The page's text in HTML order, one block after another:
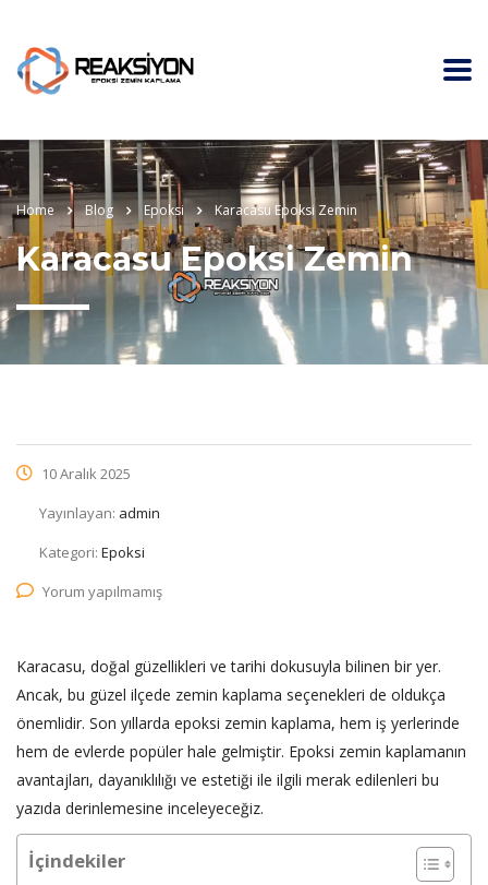
Home Blog Epoksi Karacasu Epoksi Zemin
Karacasu Epoksi Zemin
10 Aralık 2025
Yayınlayan: admin
Kategori: Epoksi
Yorum yapılmamış
Karacasu, doğal güzellikleri ve tarihi dokusuyla bilinen bir yer.
Ancak, bu güzel ilçede zemin kaplama seçenekleri de oldukça
önemlidir. Son yıllarda epoksi zemin kaplama, hem iş yerlerinde
hem de evlerde popüler hale gelmiştir. Epoksi zemin kaplamanın
avantajları, dayanıklılığı ve estetiği ile ilgili merak edilenleri bu
yazıda derinlemesine inceleyeceğiz.
İçindekiler